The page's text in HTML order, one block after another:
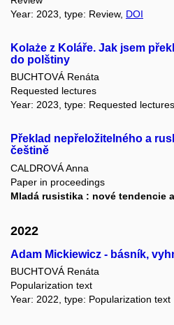
Year: 2023, type: Review, DOI
Kolaże z Koláře. Jak jsem
do polštiny
BUCHTOVÁ Renáta
Requested lectures
Year: 2023, type: Requested lectures
Překlad nepřeložitelného a
češtině
CALDROVÁ Anna
Paper in proceedings
Mladá rusistika : nové tendencie
2022
Adam Mickiewicz - básník,
BUCHTOVÁ Renáta
Popularization text
Year: 2022, type: Popularization text